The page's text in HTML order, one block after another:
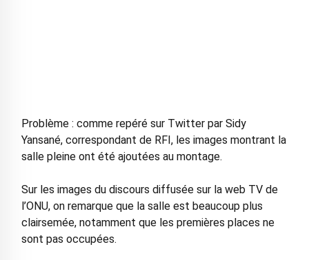
Problème : comme repéré sur Twitter par Sidy
Yansané, correspondant de RFI, les images montrant la
salle pleine ont été ajoutées au montage.
Sur les images du discours diffusée sur la web TV de
l’ONU, on remarque que la salle est beaucoup plus
clairsemée, notamment que les premières places ne
sont pas occupées.